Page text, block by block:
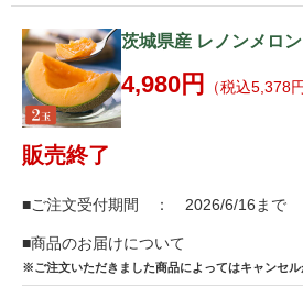
茨城県産 レノンメロ
4,980円 （税込5,378
販売終了
■ご注文受付期間 ： 2026/6/16まで
■商品のお届けについて
※ご注文いただきました商品によってはキャンセル